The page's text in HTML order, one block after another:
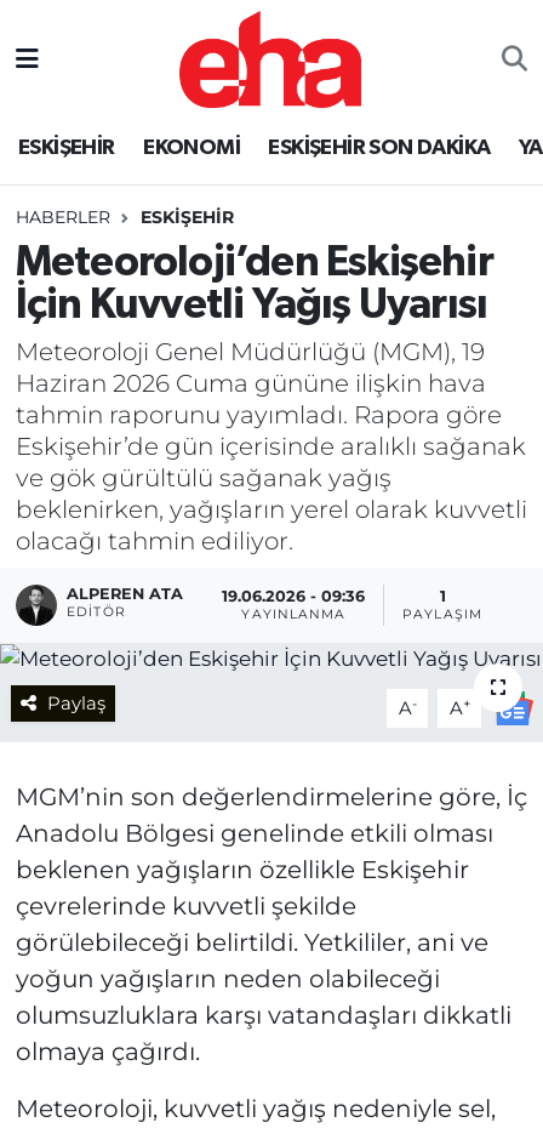
ESKİŞEHİR EKONOMİ ESKİŞEHİR SON DAKİKA
HABERLER ESKİŞEHİR
Meteoroloji’den Eskişehir
İçin Kuvvetli Yağış Uyarısı
Meteoroloji Genel Müdürlüğü (MGM), 19
Haziran 2026 Cuma gününe ilişkin hava
tahmin raporunu yayımladı. Rapora göre
Eskişehir’de gün içerisinde aralıklı sağanak
ve gök gürültülü sağanak yağış
beklenirken, yağışların yerel olarak kuvvetli
olacağı tahmin ediliyor.
ALPEREN ATA
EDITÖR
19.06.2026 - 09:36
YAYINLANMA
1
PAYLAŞIM
Paylaş A- A+
MGM’nin son değerlendirmelerine göre, İç
Anadolu Bölgesi genelinde etkili olması
beklenen yağışların özellikle Eskişehir
çevrelerinde kuvvetli şekilde
görülebileceği belirtildi. Yetkililer, ani ve
yoğun yağışların neden olabileceği
olumsuzluklara karşı vatandaşları dikkatli
olmaya çağırdı.
Meteoroloji, kuvvetli yağış nedeniyle sel,